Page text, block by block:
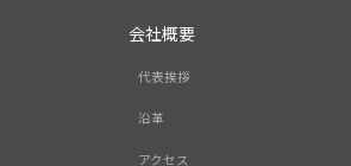
会社概要
代表挨拶
沿革
アクセス